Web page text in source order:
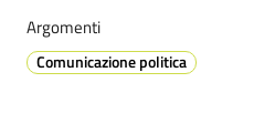
l
l
e
Argomenti
Comunicazione politica